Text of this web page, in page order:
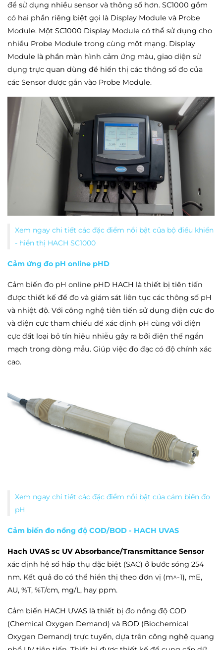
để sử dụng nhiều sensor và thông số hơn. SC1000 gồm
có hai phần riêng biệt gọi là Display Module và Probe
Module. Một SC1000 Display Module có thể sử dụng cho
nhiều Probe Module trong cùng một mạng. Display
Module là phần màn hình cảm ứng màu, giao diện sử
dụng trực quan dùng để hiển thị các thông số đo của
các Sensor được gắn vào Probe Module.
Xem ngay chi tiết các đặc điểm nổi bật của bộ điều khiển
- hiển thị HACH SC1000
Cảm ứng đo pH online pHD
Cảm biến đo pH online pHD HACH là thiết bị tiên tiến
được thiết kế để đo và giám sát liên tục các thông số pH
và nhiệt độ. Với công nghệ tiên tiến sử dụng điện cực đo
và điện cực tham chiếu để xác định pH cùng với điện
cực đất loại bỏ tín hiệu nhiễu gây ra bởi điện thế ngắn
mạch trong dòng mẫu. Giúp việc đo đạc có độ chính xác
cao.
Xem ngay chi tiết các đặc điểm nổi bật của cảm biến đo
pH
Cảm biến đo nồng độ COD/BOD - HACH UVAS
Hach UVAS sc UV Absorbance/Transmittance Sensor
xác định hệ số hấp thụ đặc biệt (SAC) ở bước sóng 254
nm. Kết quả đo có thể hiển thị theo đơn vị (m^-1), mE,
AU, %T, %T/cm, mg/L, hay ppm.
Cảm biến HACH UVAS là thiết bị đo nồng độ COD
(Chemical Oxygen Demand) và BOD (Biochemical
Oxygen Demand) trực tuyến, dựa trên công nghệ quang